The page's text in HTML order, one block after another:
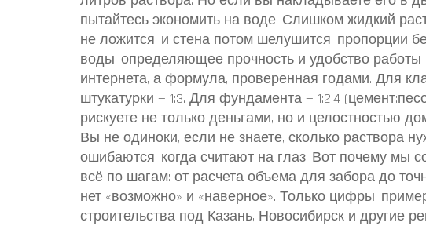
пытайтесь экономить на воде. Слишком жидкий
не ложится, и стена потом шелушится. пропорции
воды, определяющее прочность и удобство работы
интернета, а формула, проверенная годами. Для
штукатурки — 1:3. Для фундамента — 1:2:4
рискуете не только деньгами, но и целостностью
Вы не одиноки, если не знаете, сколько раствора
ошибаются, когда считают на глаз. Вот почему мы
всё по шагам: от расчета объема для забора до
нет «возможно» и «наверное». Только цифры,
строительства под Казань, Новосибирск и другие